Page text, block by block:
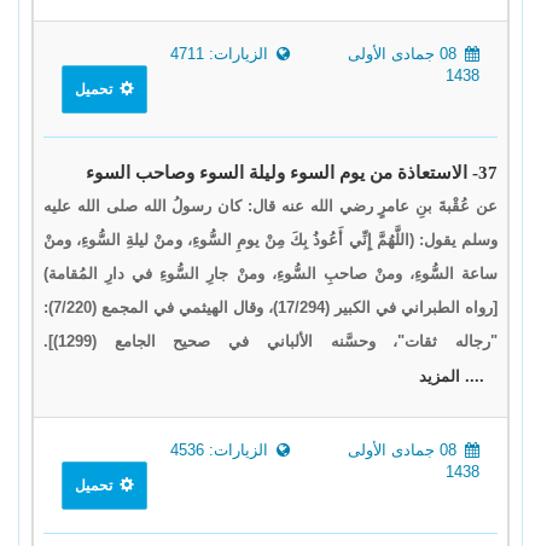
08 جمادى الأولى
1438
الزيارات: 4711
تحميل
37- الاستعاذة من يوم السوء وليلة السوء وصاحب السوء
عن عُقْبةَ بنِ عامرٍ رضي الله عنه قال: كان رسولُ الله صلى الله عليه
وسلم يقول: (اللَّهُمَّ إِنِّي أَعُوذُ بِكَ مِنْ يومِ السُّوءِ، ومنْ ليلةِ السُّوءِ، ومنْ
ساعة السُّوءِ، ومنْ صاحبِ السُّوءِ، ومنْ جارِ السُّوءِ في دارِ المُقامة)
[رواه الطبراني في الكبير (17/294)، وقال الهيثمي في المجمع (7/220):
"رجاله ثقات"، وحسَّنه الألباني في صحيح الجامع (1299)].
.... المزيد
08 جمادى الأولى
1438
الزيارات: 4536
تحميل